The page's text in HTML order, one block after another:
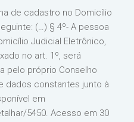
de cadastro no Domicílio
(…) § 4º- A pessoa
Judicial Eletrônico,
no art. 1º, será
pelo próprio Conselho
dados constantes junto à
em
5450. Acesso em 30